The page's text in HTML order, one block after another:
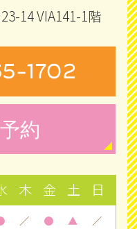
制度について
アライン・テク
について万が
は、国の医薬
象外となりま
14 VIA141-1階
1702
予約
木 金 土 日
／ ● ▲ ／